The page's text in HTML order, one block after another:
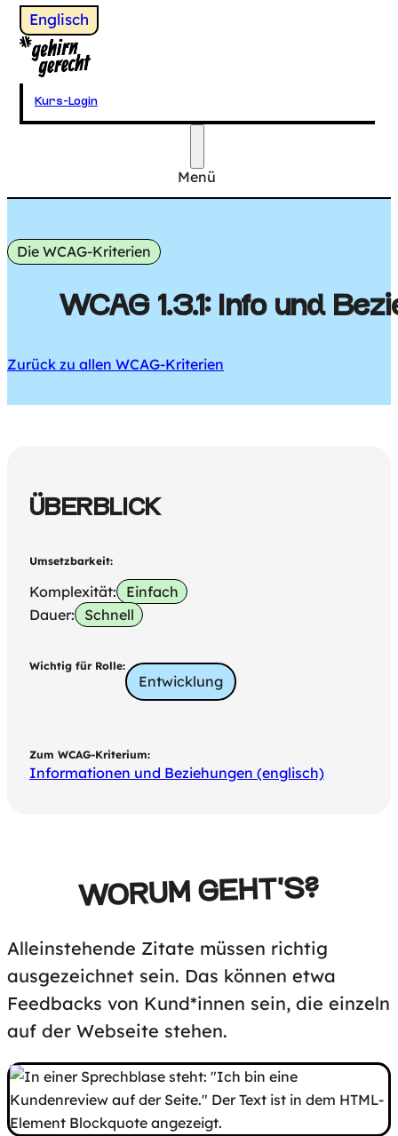
Wechsel zu
Englisch
Gehirngerecht Digital
Kurs-Login
Menü
Hauptmenü
Die WCAG-Kriterien
WCAG 1.3.1: Info und
Zurück zu allen WCAG-Kriterien
ÜBERBLICK
Umsetzbarkeit:
Komplexität:
Einfach
Dauer:
Schnell
Wichtig für Rolle:
Entwicklung
Zum WCAG-Kriterium:
Informationen und Beziehungen (englisch)
WORUM GEHT'S?
Alleinstehende Zitate müssen richtig
ausgezeichnet sein. Das können etwa
Feedbacks von Kund*innen sein, die einzeln
auf der Webseite stehen.